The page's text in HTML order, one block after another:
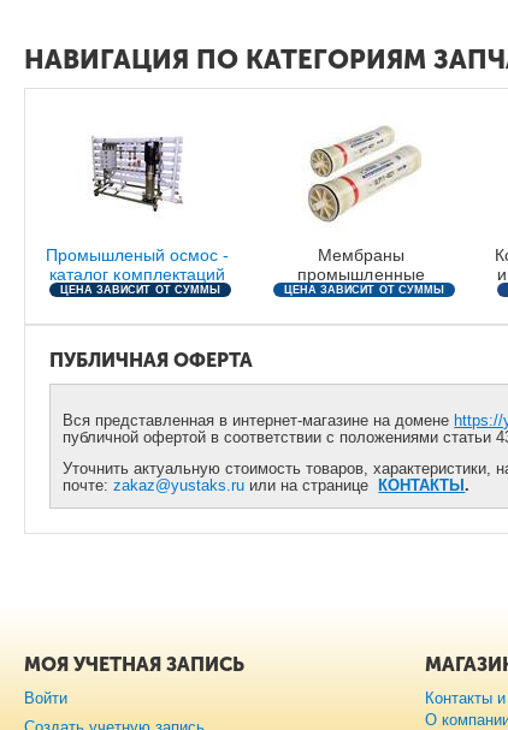
НАВИГАЦИЯ ПО КАТЕГОРИЯМ
Промышленый осмос -
каталог комплектаций
ЦЕНА ЗАВИСИТ ОТ СУММЫ
Мембраны
промышленные
ЦЕНА ЗАВИСИТ ОТ СУММЫ
ПУБЛИЧНАЯ ОФЕРТА
Вся представленная в интернет-магазине на домене https://
публичной офертой в соответствии с положениями статьи
Уточнить актуальную стоимость товаров,
почте:zakaz@yustaks.ru или на странице КОНТАКТЫ.
МОЯ УЧЕТНАЯ ЗАПИСЬ
Войти
Контакты
О